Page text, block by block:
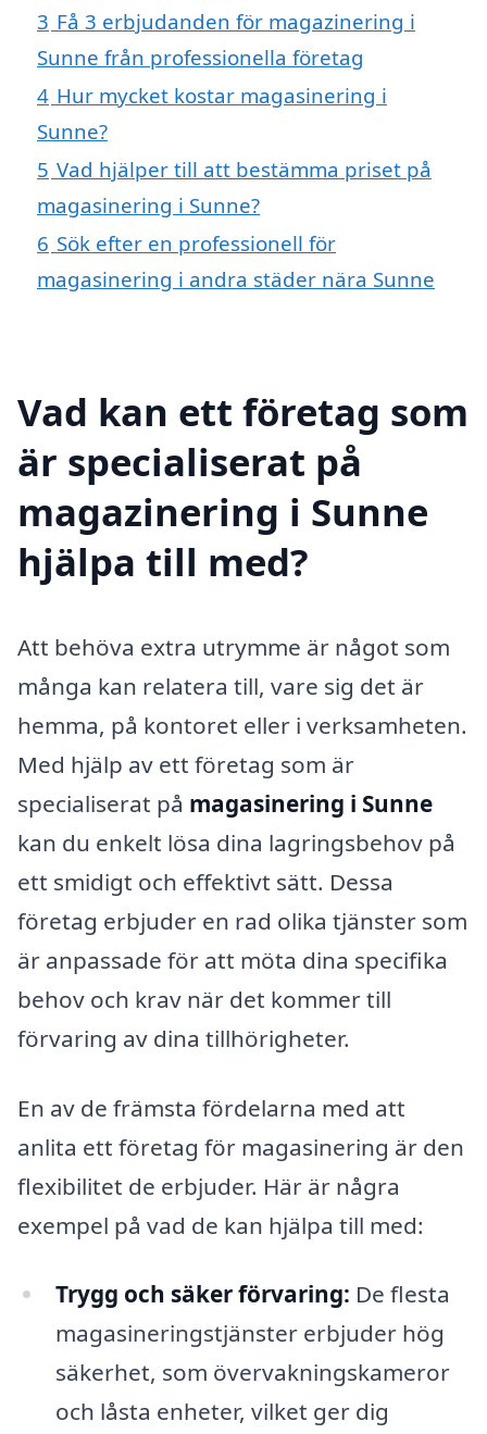
3 Få 3 erbjudanden för magazinering i
Sunne från professionella företag
4 Hur mycket kostar magasinering i
Sunne?
5 Vad hjälper till att bestämma priset på
magasinering i Sunne?
6 Sök efter en professionell för
magasinering i andra städer nära Sunne
Vad kan ett företag som
är specialiserat på
magazinering i Sunne
hjälpa till med?
Att behöva extra utrymme är något som
många kan relatera till, vare sig det är
hemma, på kontoret eller i verksamheten.
Med hjälp av ett företag som är
specialiserat på magasinering i Sunne
kan du enkelt lösa dina lagringsbehov på
ett smidigt och effektivt sätt. Dessa
företag erbjuder en rad olika tjänster som
är anpassade för att möta dina specifika
behov och krav när det kommer till
förvaring av dina tillhörigheter.
En av de främsta fördelarna med att
anlita ett företag för magasinering är den
flexibilitet de erbjuder. Här är några
exempel på vad de kan hjälpa till med:
Trygg och säker förvaring: De flesta
magasineringstjänster erbjuder hög
säkerhet, som övervakningskameror
och låsta enheter, vilket ger dig